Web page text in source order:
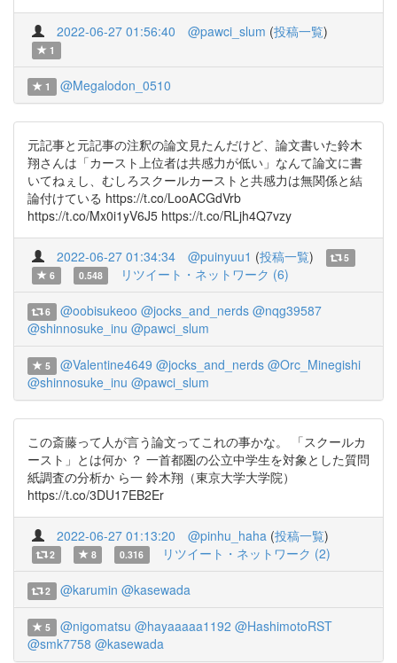
2022-06-27 01:56:40 @pawci_slum (投稿一覧)
1
1 @Megalodon_0510
元記事と元記事の注釈の論文見たんだけど、論文書いた鈴木
翔さんは「カースト上位者は共感力が低い」なんて論文に書
いてねぇし、むしろスクールカーストと共感力は無関係と結
論付けている https://t.co/LooACGdVrb
https://t.co/Mx0i1yV6J5 https://t.co/RLjh4Q7vzy
2022-06-27 01:34:34 @puinyuu1 (投稿一覧)
5
6
0.548 リツイート・ネットワーク (6)
6 @oobisukeoo @jocks_and_nerds @nqg39587
@shinnosuke_inu @pawci_slum
5 @Valentine4649 @jocks_and_nerds @Orc_Minegishi
@shinnosuke_inu @pawci_slum
この斎藤って人が言う論文ってこれの事かな。 「スクールカ
ースト」とは何か ？ 一首都圏の公立中学生を対象とした質問
紙調査の分析か ら一 鈴木翔（東京大学大学院）
https://t.co/3DU17EB2Er
2022-06-27 01:13:20 @pinhu_haha (投稿一覧)
2 8 0.316 リツイート・ネットワーク (2)
2 @karumin @kasewada
5 @nigomatsu @hayaaaaa1192 @HashimotoRST
@smk7758 @kasewada